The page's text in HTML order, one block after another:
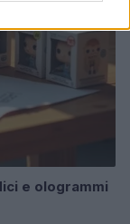
e ologrammi